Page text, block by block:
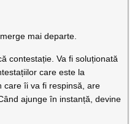
mai departe.
contestație. Va fi soluționată
care este la
care îi va fi respinsă, are
ajunge în instanță, devine